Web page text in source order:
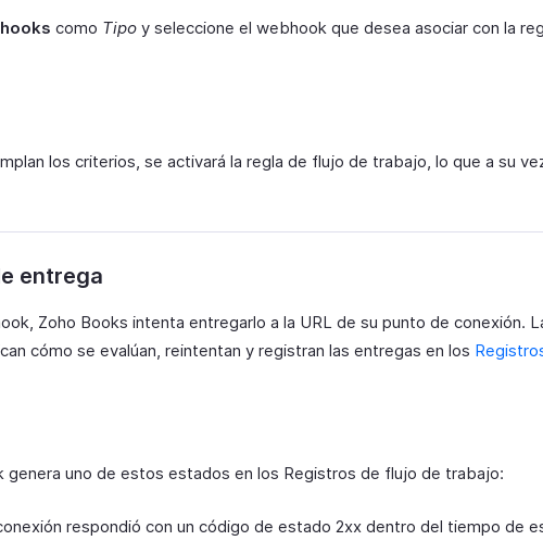
como Tipoy seleccione el webhook que desea asociar con la
los criterios, se activará la regla de flujo de trabajo, lo que a su
entrega
Zoho Books intenta entregarlo a la URL de su punto de conexión.
cómo se evalúan, reintentan y registran las entregas en los
genera uno de estos estados en los Registros de flujo de trabajo:
respondió con un código de estado 2xx dentro del tiempo de